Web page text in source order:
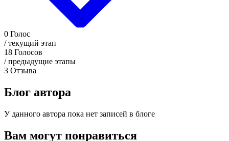
0 Голос
/ текущий этап
18 Голосов
/ предыдущие этапы
3 Отзыва
Блог автора
У данного автора пока нет записей в блоге
Вам могут понравиться